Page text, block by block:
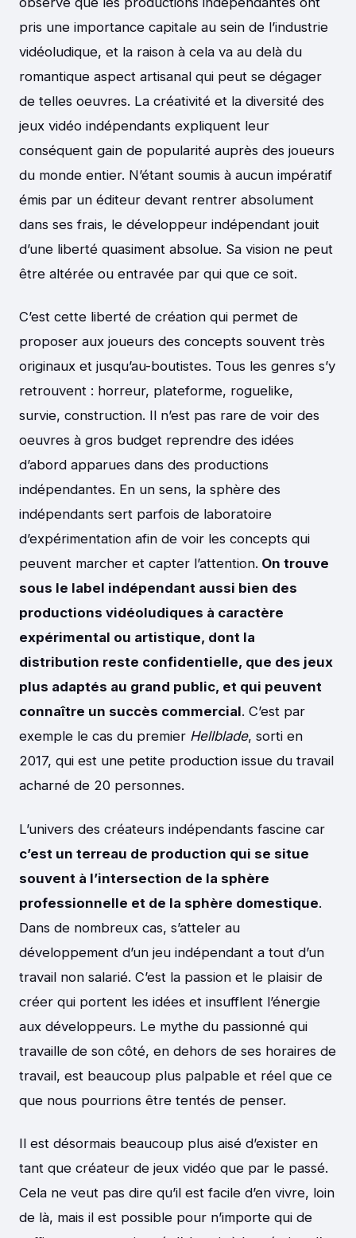
pris une importance capitale au sein de l’industrie
vidéoludique, et la raison à cela va au delà du
romantique aspect artisanal qui peut se dégager
de telles oeuvres. La créativité et la diversité des
jeux vidéo indépendants expliquent leur
conséquent gain de popularité auprès des joueurs
du monde entier. N’étant soumis à aucun impératif
émis par un éditeur devant rentrer absolument
dans ses frais, le développeur indépendant jouit
d’une liberté quasiment absolue. Sa vision ne peut
être altérée ou entravée par qui que ce soit.
C’est cette liberté de création qui permet de
proposer aux joueurs des concepts souvent très
originaux et jusqu’au-boutistes. Tous les genres s’y
retrouvent : horreur, plateforme, roguelike,
survie, construction. Il n’est pas rare de voir des
oeuvres à gros budget reprendre des idées
d’abord apparues dans des productions
indépendantes. En un sens, la sphère des
indépendants sert parfois de laboratoire
d’expérimentation afin de voir les concepts qui
peuvent marcher et capter l’attention. On trouve
sous le label indépendant aussi bien des
productions vidéoludiques à caractère
expérimental ou artistique, dont la
distribution reste confidentielle, que des jeux
plus adaptés au grand public, et qui peuvent
connaître un succès commercial. C’est par
exemple le cas du premier Hellblade, sorti en
2017, qui est une petite production issue du travail
acharné de 20 personnes.
L’univers des créateurs indépendants fascine car
c’est un terreau de production qui se situe
souvent à l’intersection de la sphère
professionnelle et de la sphère domestique.
Dans de nombreux cas, s’atteler au
développement d’un jeu indépendant a tout d’un
travail non salarié. C’est la passion et le plaisir de
créer qui portent les idées et insufflent l’énergie
aux développeurs. Le mythe du passionné qui
travaille de son côté, en dehors de ses horaires de
travail, est beaucoup plus palpable et réel que ce
que nous pourrions être tentés de penser.
Il est désormais beaucoup plus aisé d’exister en
tant que créateur de jeux vidéo que par le passé.
Cela ne veut pas dire qu’il est facile d’en vivre, loin
de là, mais il est possible pour n’importe qui de